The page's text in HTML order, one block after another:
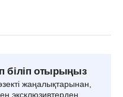
біліп отырыңыз
жаңалықтарынан,
эксклюзивтерден